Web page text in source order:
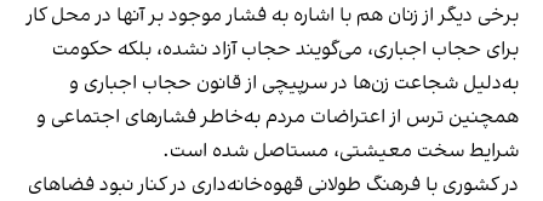
برخی دیگر از زنان هم با اشاره به فشار موجود بر آنها در محل کار
برای حجاب اجباری، می‌گویند حجاب آزاد نشده، بلکه حکومت
به‌دلیل شجاعت زن‌ها در سرپیچی از قانون حجاب اجباری و
همچنین ترس از اعتراضات مردم به‌خاطر فشارهای اجتماعی و
شرایط سخت معیشتی، مستاصل شده است.
در کشوری با فرهنگ طولانی قهوه‌‌خانه‌داری در کنار نبود فضاهای